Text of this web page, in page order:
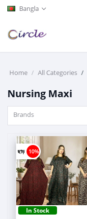
Bangla
Home All Categories
Nursing Maxi
Brands
ছাড় 10%
In Stock